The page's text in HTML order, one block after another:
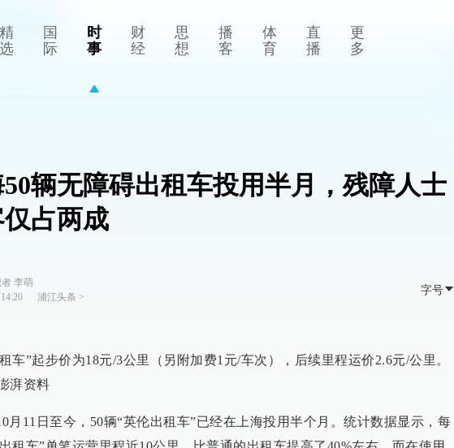
精
选
国
际
时
事
财
经
思
想
播
客
体
育
直
播
更
多
辆无障碍出租车投用半月，残障人士
占两成
李萌
浦江头条 >
字号
车”起步价为18元/3公里（另附加费1元/车次），后续里程运价2.6元/公里。
湃资料
日至今，50辆“英伦出租车”已经在上海投用半个月。统计数据显示，每